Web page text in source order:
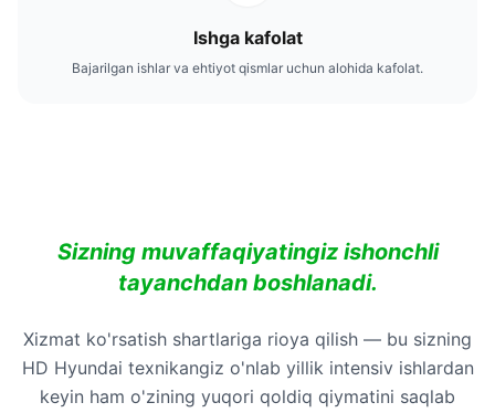
Ishga kafolat
Bajarilgan ishlar va ehtiyot qismlar uchun alohida kafolat.
Sizning muvaffaqiyatingiz ishonchli
tayanchdan boshlanadi.
Xizmat ko'rsatish shartlariga rioya qilish — bu sizning
HD Hyundai texnikangiz o'nlab yillik intensiv ishlardan
keyin ham o'zining yuqori qoldiq qiymatini saqlab